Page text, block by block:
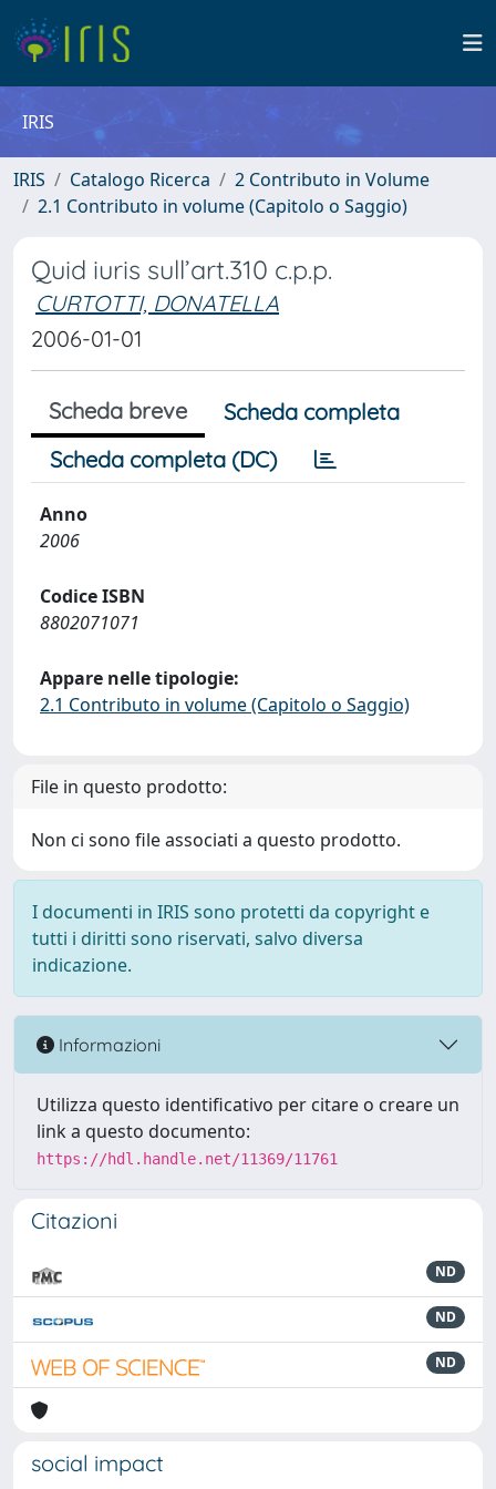
IRIS
IRIS Catalogo Ricerca
2 Contributo in Volume
2.1 Contributo in volume (Capitolo o Saggio)
Quid iuris sull’art.310 c.p.p.
CURTOTTI, DONATELLA
2006-01-01
Scheda breve
Scheda completa
Scheda completa (DC)
Anno
2006
Codice ISBN
8802071071
Appare nelle tipologie:
2.1 Contributo in volume (Capitolo o Saggio)
File in questo prodotto:
Non ci sono file associati a questo prodotto.
I documenti in IRIS sono protetti da copyright e
tutti i diritti sono riservati, salvo diversa
indicazione.
Informazioni
Utilizza questo identificativo per citare o creare un
link a questo documento:
https://hdl.handle.net/11369/11761
Citazioni
ND
ND
ND
social impact